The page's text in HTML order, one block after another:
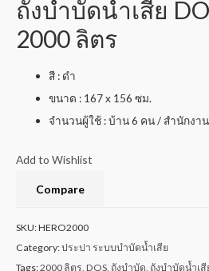
ถังบำบัดน้ำเสีย
2000 ลิตร
สี : ดำ
ขนาด : 167 x 156 ซม.
จำนวนผู้ใช้ : บ้าน 6 คน / สำนักงา
Add to Wishlist
Compare
SKU:HERO2000
Category:ประปา ระบบบำบัดน้ำเสีย
Tags:2000 ลิตร, DOS, ถังบำบัด, ถังบำบัดน้ำเสี